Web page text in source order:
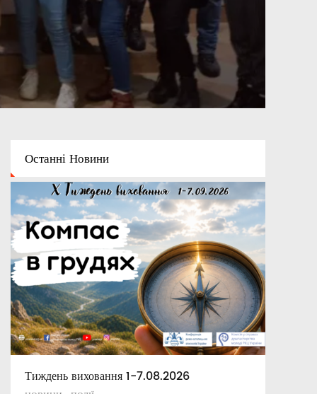
ОстанніНовини
Тиждень виховання 1-7.08.2026
Освітній капелан
Апостольські повчання